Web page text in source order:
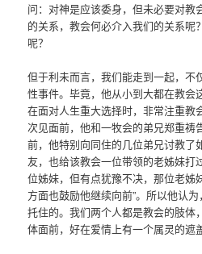
问：对神是应该委身，但未必要对教
的关系，教会何必介入我们的关系呢
呢？
但于利未而言，我们能走到一起，不
性事件。毕竟，他从小到大都在教会
在面对人生重大选择时，非常注重教
次见面前，他和一牧会的弟兄郑重祷
前，他特别向同住的几位弟兄讨教了
友，也给该教会一位带领的老姊妹打
位姊妹，但有点犹豫不决，那位老姊
方面也鼓励他继续向前”。所以他认
托住的。我们两个人都是教会的肢体
体面前，好在爱情上有一个属灵的遮